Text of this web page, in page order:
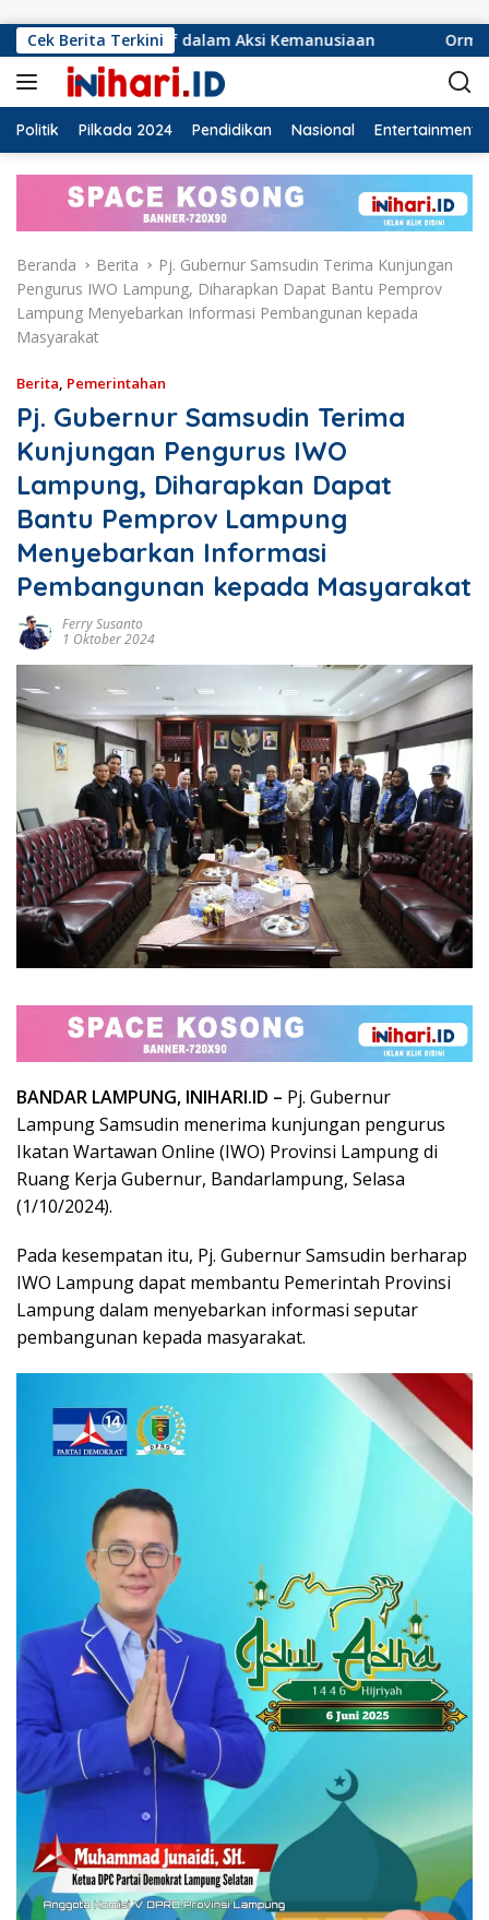
Cek Berita Terkini
dalam Aksi Kemanusiaan Ormas Laskar Lampung
Politik Pilkada 2024 Pendidikan Nasional Entertainment
Beranda Berita
Pj. Gubernur Samsudin Terima Kunjungan
Pengurus IWO Lampung, Diharapkan Dapat Bantu Pemprov
Lampung Menyebarkan Informasi Pembangunan kepada
Masyarakat
Berita, Pemerintahan
Pj. Gubernur Samsudin Terima
Kunjungan Pengurus IWO
Lampung, Diharapkan Dapat
Bantu Pemprov Lampung
Menyebarkan Informasi
Pembangunan kepada Masyarakat
Ferry Susanto
1 Oktober 2024
BANDAR LAMPUNG, INIHARI.ID – Pj. Gubernur
Lampung Samsudin menerima kunjungan pengurus
Ikatan Wartawan Online (IWO) Provinsi Lampung di
Ruang Kerja Gubernur, Bandarlampung, Selasa
(1/10/2024).
Pada kesempatan itu, Pj. Gubernur Samsudin berharap
IWO Lampung dapat membantu Pemerintah Provinsi
Lampung dalam menyebarkan informasi seputar
pembangunan kepada masyarakat.